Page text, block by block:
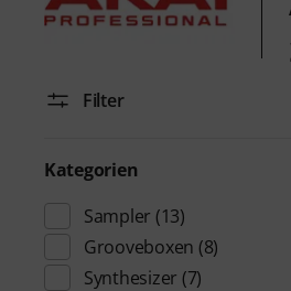
Filter
Kategorien
Sampler (13)
Grooveboxen (8)
Synthesizer (7)